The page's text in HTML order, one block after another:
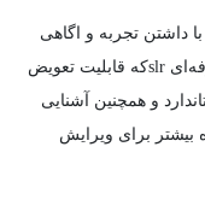
داشتن تجربه و اگاهی
لازم و به همراه داشتن تجهیزات و دوربین حرفه‌ای slrکه قابلیت تعویض
و همچنین آشنایی
بیشتر برای ویرایش